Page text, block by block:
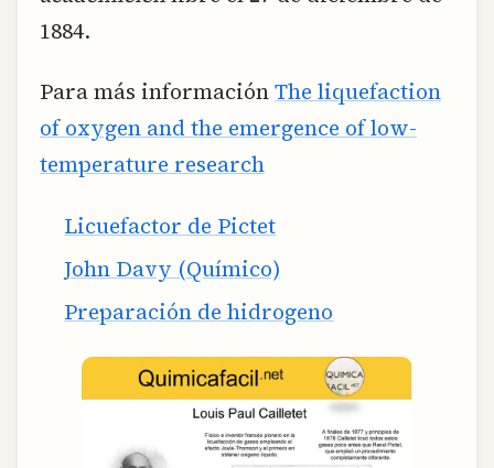
1884.
Para más informaciónThe liquefaction
of oxygen and the emergence of low-
temperature research
Licuefactor de Pictet
John Davy (Químico)
Preparación de hidrogeno